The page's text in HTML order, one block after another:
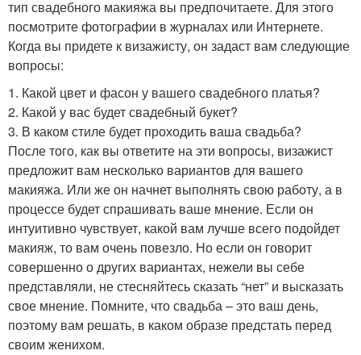
тип свадебного макияжа вы предпочитаете. Для этого
посмотрите фотографии в журналах или Интернете.
Когда вы придете к визажисту, он задаст вам следующие
вопросы:
1. Какой цвет и фасон у вашего свадебного платья?
2. Какой у вас будет свадебный букет?
3. В каком стиле будет проходить ваша свадьба?
После того, как вы ответите на эти вопросы, визажист
предложит вам несколько вариантов для вашего
макияжа. Или же он начнет выполнять свою работу, а в
процессе будет спрашивать ваше мнение. Если он
интуитивно чувствует, какой вам лучше всего подойдет
макияж, то вам очень повезло. Но если он говорит
совершенно о других вариантах, нежели вы себе
представляли, не стесняйтесь сказать “нет” и высказать
свое мнение. Помните, что свадьба – это ваш день,
поэтому вам решать, в каком образе предстать перед
своим женихом.